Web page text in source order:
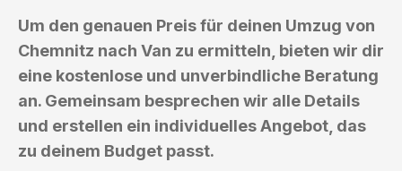
Um den genauen Preis für deinen Umzug von
Chemnitz nach Van zu ermitteln, bieten wir dir
eine kostenlose und unverbindliche Beratung
an. Gemeinsam besprechen wir alle Details
und erstellen ein individuelles Angebot, das
zu deinem Budget passt.